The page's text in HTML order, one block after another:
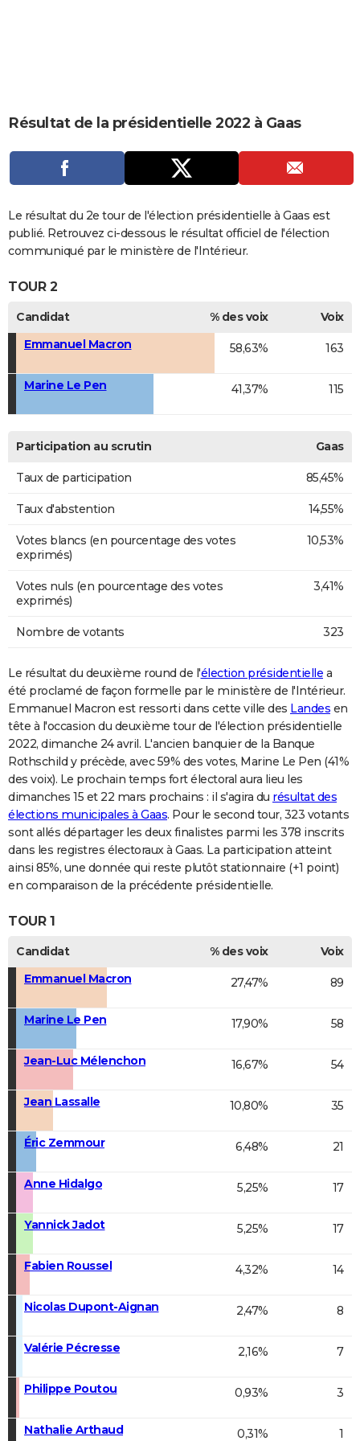
CARTE DE VOEUX
DICTIONNAIRE
Dictionnaire
Biographies
Expressions
Proverbes
PROGRAMME TV
COPAINS D'AVANT
Se connecter
Collèges
Universités
Entreprises
Service militaire
Avis de recherche
AVIS DE DÉCÈS
FORUM
Bricolage
Culture
Television
Voyage
Résultat de la présidentielle 2022 à Gaas
Le résultat du 2e tour de l'élection présidentielle à Gaas est
publié. Retrouvez ci-dessous le résultat officiel de l'élection
communiqué par le ministère de l'Intérieur.
TOUR 2
Candidat % des voix
Voix
Emmanuel Macron
58,63% 163
Marine Le Pen 41,37% 115
Participation au scrutin Gaas
Taux de participation 85,45%
Taux d'abstention 14,55%
Votes blancs (en pourcentage des votes
exprimés)
10,53%
Votes nuls (en pourcentage des votes
exprimés)
3,41%
Nombre de votants 323
Le résultat du deuxième round de l'élection présidentielle a
été proclamé de façon formelle par le ministère de l'Intérieur.
Emmanuel Macron est ressorti dans cette ville des Landes en
tête à l'occasion du deuxième tour de l'élection présidentielle
2022, dimanche 24 avril. L'ancien banquier de la Banque
Rothschild y précède, avec 59% des votes, Marine Le Pen (41%
des voix). Le prochain temps fort électoral aura lieu les
dimanches 15 et 22 mars prochains : il s'agira du résultat des
élections municipales à Gaas. Pour le second tour, 323 votants
sont allés départager les deux finalistes parmi les 378 inscrits
dans les registres électoraux à Gaas. La participation atteint
ainsi 85%, une donnée qui reste plutôt stationnaire (+1 point)
en comparaison de la précédente présidentielle.
TOUR 1
Candidat % des voix
Voix
Emmanuel Macron
27,47% 89
Marine Le Pen 17,90% 58
Jean-Luc Mélenchon 16,67% 54
Jean Lassalle 10,80% 35
Éric Zemmour 6,48% 21
Anne Hidalgo 5,25% 17
Yannick Jadot 5,25% 17
Fabien Roussel 4,32% 14
Nicolas Dupont-Aignan 2,47% 8
Valérie Pécresse 2,16% 7
Philippe Poutou 0,93% 3
Nathalie Arthaud 0,31% 1